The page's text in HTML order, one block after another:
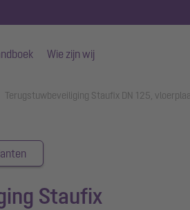
Wie zijn wij
Terugstuwbeveiliging Staufix DN 125,
Staufix